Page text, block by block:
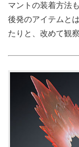
マントの装着方法
後発のアイテムと
たりと、改めて観